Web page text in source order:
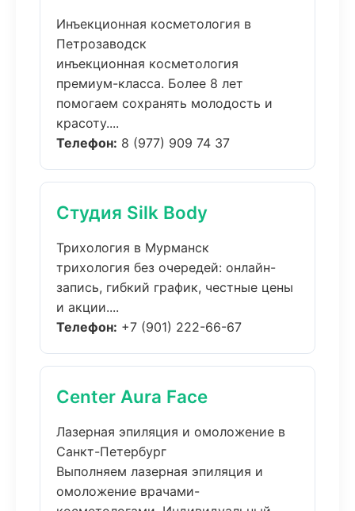
Инъекционная косметология в
Петрозаводск
инъекционная косметология
премиум-класса. Более 8 лет
помогаем сохранять молодость и
красоту....
Телефон: 8 (977) 909 74 37
Студия Silk Body
Трихология в Мурманск
трихология без очередей: онлайн-
запись, гибкий график, честные цены
и акции....
Телефон: +7 (901) 222-66-67
Center Aura Face
Лазерная эпиляция и омоложение в
Санкт-Петербург
Выполняем лазерная эпиляция и
омоложение врачами-